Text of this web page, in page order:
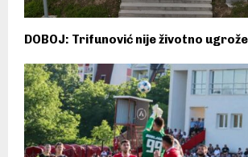
DOBOJ: Trifunović nije životno